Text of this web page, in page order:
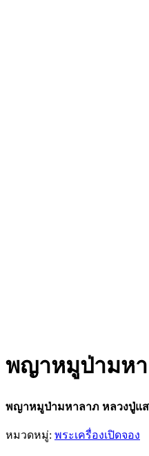
พญาหมูป่ามห
พญาหมูป่ามหาลาภ หลวงปู่แ
หมวดหมู่: พระเครื่องเปิดจอง